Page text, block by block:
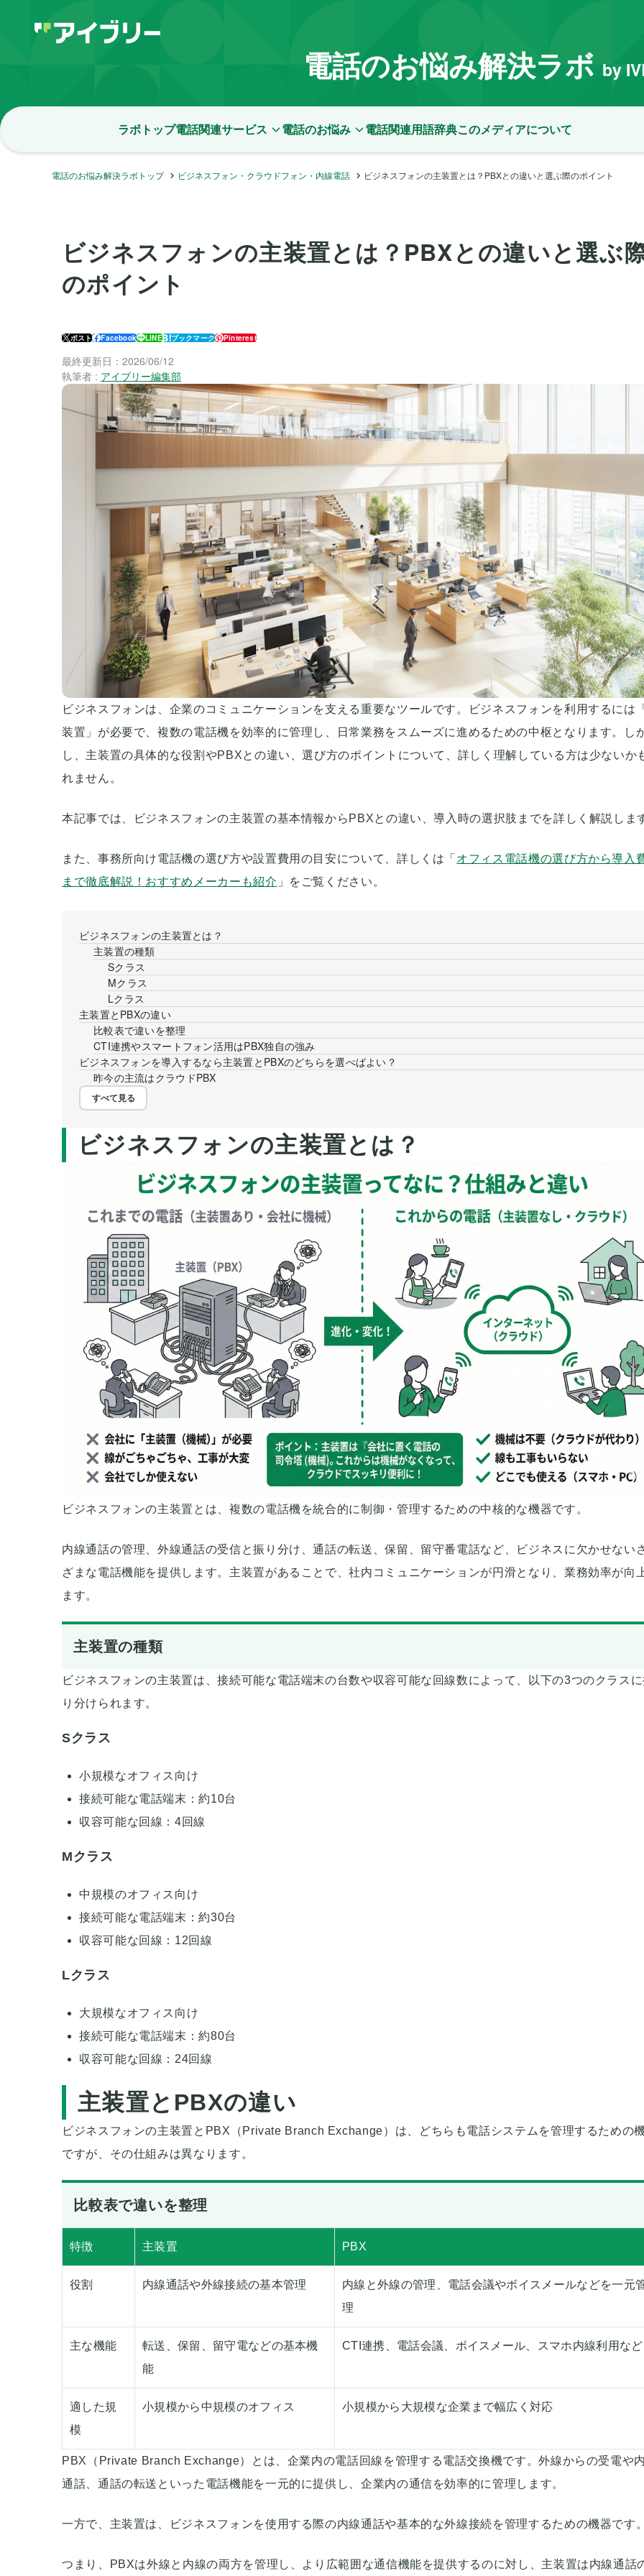
電話のお悩み解決ラボ by
ラボトップ電話関連サービス 電話のお悩み 電話関連用語辞典このメディアについて
電話のお悩み解決ラボトップ ビジネスフォン・クラウドフォン・内線電話 ビジネスフォンの主装置とは？PBXとの違いと選ぶ際のポイント
ビジネスフォンの主装置とは？PBXとの違いと選ぶ
のポイント
ポスト Facebook LINE ブックマーク Pinterest
最終更新日：2026/06/12
執筆者 : アイブリー編集部
ビジネスフォンは、企業のコミュニケーションを支える重要なツールです。ビジネスフォンを利用するには
装置」が必要で、複数の電話機を効率的に管理し、日常業務をスムーズに進めるための中枢となります。し
し、主装置の具体的な役割やPBXとの違い、選び方のポイントについて、詳しく理解している方は少ないか
れません。
本記事では、ビジネスフォンの主装置の基本情報からPBXとの違い、導入時の選択肢までを詳しく解説しま
また、事務所向け電話機の選び方や設置費用の目安について、詳しくは「 オフィス電話機の選び方から導入
まで徹底解説！おすすめメーカーも紹介 」をご覧ください。
ビジネスフォンの主装置とは？
主装置の種類
Sクラス
Mクラス
Lクラス
主装置とPBXの違い
比較表で違いを整理
CTI連携やスマートフォン活用はPBX独自の強み
ビジネスフォンを導入するなら主装置とPBXのどちらを選べばよい？
昨今の主流はクラウドPBX
すべて見る
ビジネスフォンの主装置とは？
ビジネスフォンの主装置とは、複数の電話機を統合的に制御・管理するための中核的な機器です。
内線通話の管理、外線通話の受信と振り分け、通話の転送、保留、留守番電話など、ビジネスに欠かせない
ざまな電話機能を提供します。主装置があることで、社内コミュニケーションが円滑となり、業務効率が向
ます。
主装置の種類
ビジネスフォンの主装置は、接続可能な電話端末の台数や収容可能な回線数によって、以下の3つのクラス
り分けられます。
Sクラス
小規模なオフィス向け
接続可能な電話端末：約10台
収容可能な回線：4回線
Mクラス
中規模のオフィス向け
接続可能な電話端末：約30台
収容可能な回線：12回線
Lクラス
大規模なオフィス向け
接続可能な電話端末：約80台
収容可能な回線：24回線
主装置とPBXの違い
ビジネスフォンの主装置とPBX（Private Branch Exchange）は、どちらも電話システムを管理するための
ですが、その仕組みは異なります。
比較表で違いを整理
特徴 主装置 PBX
役割 内線通話や外線接続の基本管理
内線と外線の管理、電話会議やボイスメールなどを一元
理
主な機能
転送、保留、留守電などの基本機
能
CTI連携、電話会議、ボイスメール、スマホ内線利用など
適した規
模
小規模から中規模のオフィス 小規模から大規模な企業まで幅広く対応
PBX（Private Branch Exchange）とは、企業内の電話回線を管理する電話交換機です。外線からの受電や
通話、通話の転送といった電話機能を一元的に提供し、企業内の通信を効率的に管理します。
一方で、主装置は、ビジネスフォンを使用する際の内線通話や基本的な外線接続を管理するための機器です
つまり、PBXは外線と内線の両方を管理し、より広範囲な通信機能を提供するのに対し、主装置は内線通話